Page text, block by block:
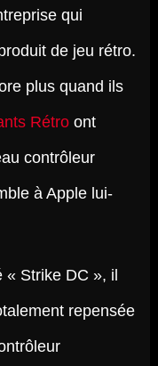
qui
de jeu rétro.
plus quand ils
Rétroont
contrôleur
à Apple lui-
Strike DC », il
repensée